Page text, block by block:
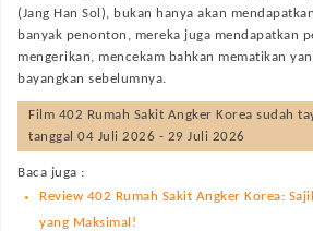
(Jang Han Sol), bukan hanya akan
banyak penonton, mereka juga mendapatkan
mengerikan, mencekam bahkan mematikan
bayangkan sebelumnya.
Film 402 Rumah Sakit Angker Korea sudah
tanggal 04 Juli 2026 - 29 Juli 2026
Baca juga :
Review 402 Rumah Sakit Angker Korea:
yang Maksimal!